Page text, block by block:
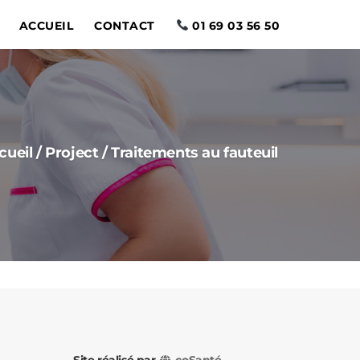
ACCUEIL CONTACT 01 69 03 56 50
/ Project / Traitements au fauteuil